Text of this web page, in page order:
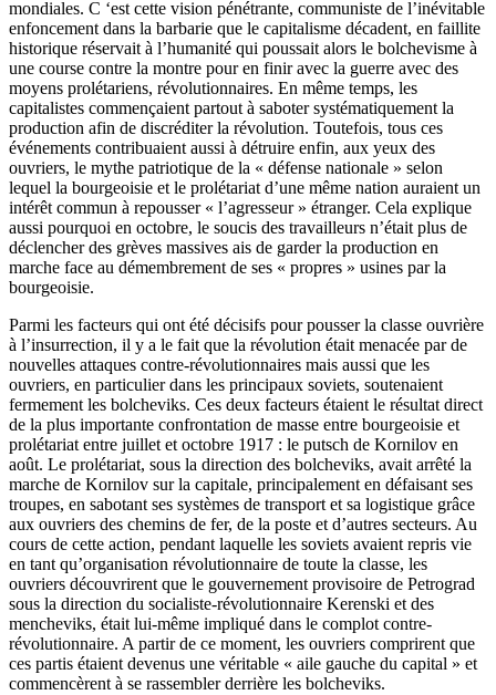
mondiales. C ‘est cette vision pénétrante, communiste de l’inévitable
enfoncement dans la barbarie que le capitalisme décadent, en faillite
historique réservait à l’humanité qui poussait alors le bolchevisme à
une course contre la montre pour en finir avec la guerre avec des
moyens prolétariens, révolutionnaires. En même temps, les
capitalistes commençaient partout à saboter systématiquement la
production afin de discréditer la révolution. Toutefois, tous ces
événements contribuaient aussi à détruire enfin, aux yeux des
ouvriers, le mythe patriotique de la « défense nationale » selon
lequel la bourgeoisie et le prolétariat d’une même nation auraient un
intérêt commun à repousser « l’agresseur » étranger. Cela explique
aussi pourquoi en octobre, le soucis des travailleurs n’était plus de
déclencher des grèves massives ais de garder la production en
marche face au démembrement de ses « propres » usines par la
bourgeoisie.
Parmi les facteurs qui ont été décisifs pour pousser la classe ouvrière
à l’insurrection, il y a le fait que la révolution était menacée par de
nouvelles attaques contre-révolutionnaires mais aussi que les
ouvriers, en particulier dans les principaux soviets, soutenaient
fermement les bolcheviks. Ces deux facteurs étaient le résultat direct
de la plus importante confrontation de masse entre bourgeoisie et
prolétariat entre juillet et octobre 1917 : le putsch de Kornilov en
août. Le prolétariat, sous la direction des bolcheviks, avait arrêté la
marche de Kornilov sur la capitale, principalement en défaisant ses
troupes, en sabotant ses systèmes de transport et sa logistique grâce
aux ouvriers des chemins de fer, de la poste et d’autres secteurs. Au
cours de cette action, pendant laquelle les soviets avaient repris vie
en tant qu’organisation révolutionnaire de toute la classe, les
ouvriers découvrirent que le gouvernement provisoire de Petrograd
sous la direction du socialiste-révolutionnaire Kerenski et des
mencheviks, était lui-même impliqué dans le complot contre-
révolutionnaire. A partir de ce moment, les ouvriers comprirent que
ces partis étaient devenus une véritable « aile gauche du capital » et
commencèrent à se rassembler derrière les bolcheviks.